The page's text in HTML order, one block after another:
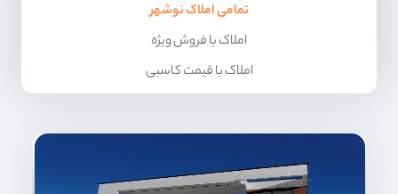
تمامی املاک نوشهر
املاک با فروش ویژه
املاک با قیمت کاسبی